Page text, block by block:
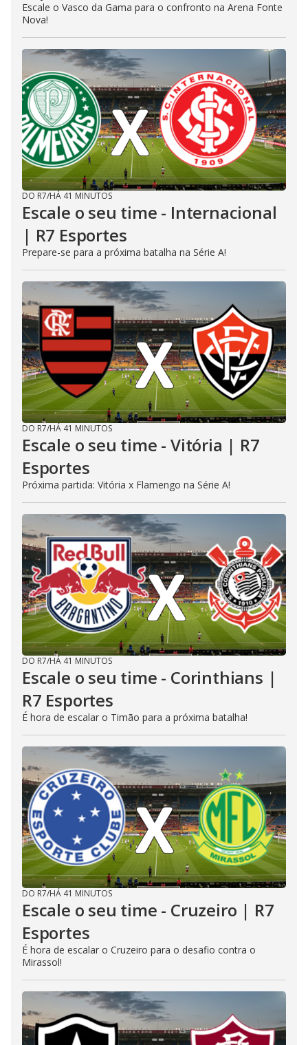
Escale o Vasco da Gama para o confronto na Arena Fonte
Nova!
DO R7/HÁ 41 MINUTOS
Escale o seu time - Internacional
| R7 Esportes
Prepare-se para a próxima batalha na Série A!
DO R7/HÁ 41 MINUTOS
Escale o seu time - Vitória | R7
Esportes
Próxima partida: Vitória x Flamengo na Série A!
DO R7/HÁ 41 MINUTOS
Escale o seu time - Corinthians |
R7 Esportes
É hora de escalar o Timão para a próxima batalha!
DO R7/HÁ 41 MINUTOS
Escale o seu time - Cruzeiro | R7
Esportes
É hora de escalar o Cruzeiro para o desafio contra o
Mirassol!